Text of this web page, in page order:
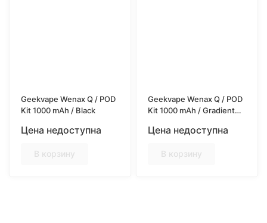
Geekvape Wenax Q / POD
Kit 1000 mAh / Black
Цена недоступна
В корзину
Geekvape Wenax Q / POD
Kit 1000 mAh / Gradient
Цена недоступна
В корзину